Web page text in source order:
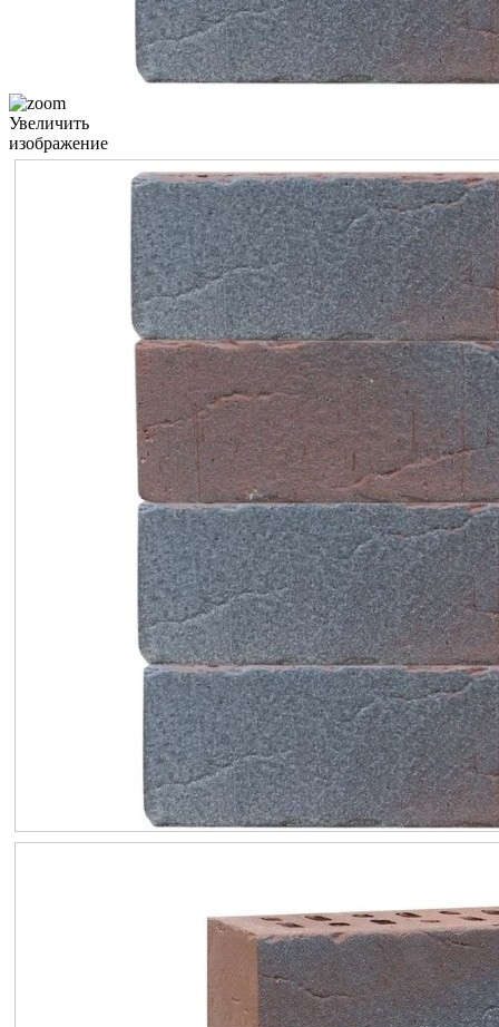
Увеличить
изображение